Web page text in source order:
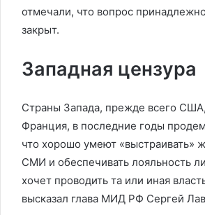
отмечали, что вопрос
закрыт.
Западная цензура
Страны Запада, прежде всего
Франция, в последние годы
что хорошо умеют «выстраивать»
СМИ и обеспечивать лояльность
хочет проводить та или иная
высказал глава МИД РФ Сергей